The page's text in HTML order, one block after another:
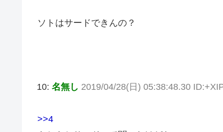
ソトはサードできんの？
10: 名無し 2019/04/28(日) 05:38:48.30
>>4